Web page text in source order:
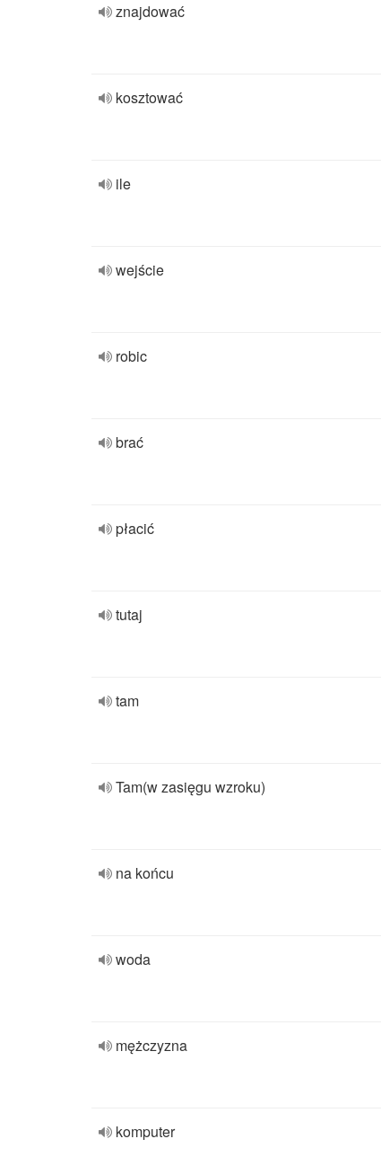
znajdować
kosztować
ile
wejście
robic
brać
płacić
tutaj
tam
Tam(w zasięgu wzroku)
na końcu
woda
mężczyzna
komputer